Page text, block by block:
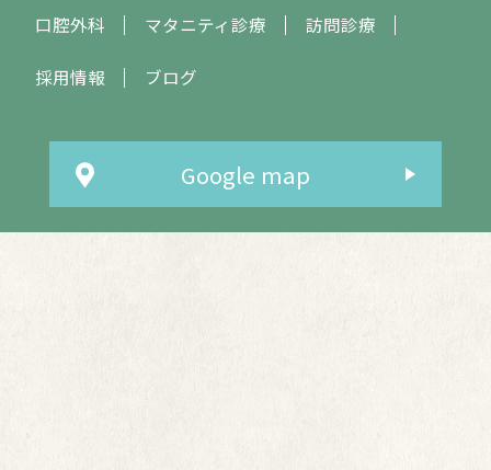
口腔外科 マタニティ診療 訪問診療
採用情報 ブログ
Google map